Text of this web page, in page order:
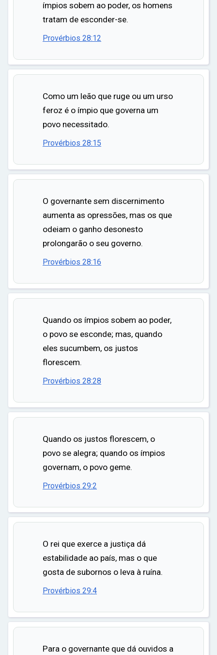
ímpios sobem ao poder, os homens
tratam de esconder-se.
Provérbios 28:12
Como um leão que ruge ou um urso
feroz é o ímpio que governa um
povo necessitado.
Provérbios 28:15
O governante sem discernimento
aumenta as opressões, mas os que
odeiam o ganho desonesto
prolongarão o seu governo.
Provérbios 28:16
Quando os ímpios sobem ao poder,
o povo se esconde; mas, quando
eles sucumbem, os justos
florescem.
Provérbios 28:28
Quando os justos florescem, o
povo se alegra; quando os ímpios
governam, o povo geme.
Provérbios 29:2
O rei que exerce a justiça dá
estabilidade ao país, mas o que
gosta de subornos o leva à ruína.
Provérbios 29:4
Para o governante que dá ouvidos a